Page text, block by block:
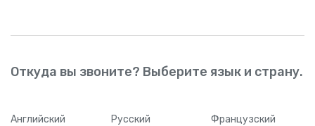
Откуда вы звоните? Выберите язык и страну.
Английский Русский Французский